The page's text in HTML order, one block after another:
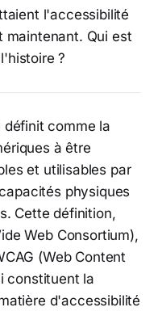
l'accessibilité
maintenant. Qui est
?
définit comme la
à être
et utilisables par
physiques
Cette définition,
Web Consortium),
(Web Content
constituent la
d'accessibilité